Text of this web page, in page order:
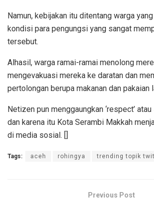
Namun, kebijakan itu ditentang warga
kondisi para pengungsi yang sangat
tersebut.
Alhasil, warga ramai-ramai menolong
mengevakuasi mereka ke daratan dan
pertolongan berupa makanan dan pakaian
Netizen pun menggaungkan ‘respect’
dan karena itu Kota Serambi Makkah
di media sosial. []
Tags: aceh rohingya trending topik
Previous Post